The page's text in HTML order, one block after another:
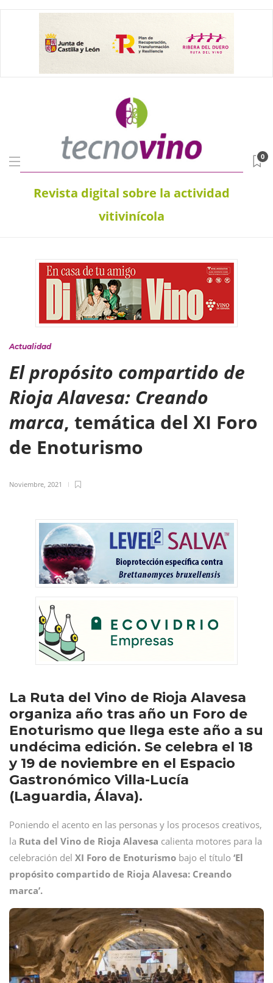
Revista digital sobre la actividad
vitivinícola
0
Actualidad
El propósito compartido de
Rioja Alavesa: Creando
marca, temática del XI Foro
de Enoturismo
Noviembre, 2021
La Ruta del Vino de Rioja Alavesa
organiza año tras año un Foro de
Enoturismo que llega este año a su
undécima edición. Se celebra el 18
y 19 de noviembre en el Espacio
Gastronómico Villa-Lucía
(Laguardia, Álava).
Poniendo el acento en las personas y los procesos creativos,
la Ruta del Vino de Rioja Alavesa calienta motores para la
celebración del XI Foro de Enoturismo bajo el título ‘El
propósito compartido de Rioja Alavesa: Creando
marca’.